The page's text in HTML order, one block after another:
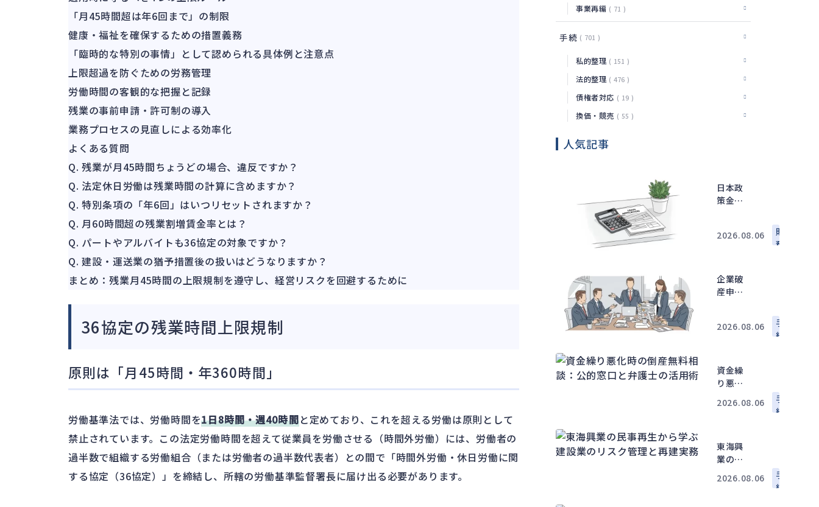
「月45時間超は年6回まで」の制限
健康・福祉を確保するための措置義務
「臨時的な特別の事情」として認められる具体例と注意点
上限超過を防ぐための労務管理
労働時間の客観的な把握と記録
残業の事前申請・許可制の導入
業務プロセスの見直しによる効率化
よくある質問
Q. 残業が月45時間ちょうどの場合、違反ですか？
Q. 法定休日労働は残業時間の計算に含めますか？
Q. 特別条項の「年6回」はいつリセットされますか？
Q. 月60時間超の残業割増賃金率とは？
Q. パートやアルバイトも36協定の対象ですか？
Q. 建設・運送業の猶予措置後の扱いはどうなりますか？
まとめ：残業月45時間の上限規制を遵守し、経営リスクを回避するために
36協定の残業時間上限規制
原則は「月45時間・年360時間」
労働基準法では、労働時間を1日8時間・週40時間と定めており、これを超える労働は原則として
禁止されています。この法定労働時間を超えて従業員を労働させる（時間外労働）には、労働者の
過半数で組織する労働組合（または労働者の過半数代表者）との間で「時間外労働・休日労働に関
する協定（36協定）」を締結し、所轄の労働基準監督署長に届け出る必要があります。
事業再編 71
手続 701
私的整理 151
法的整理 476
債権者対応 19
換価・競売 55
人気記事
日本政
策金融
資で確
査・書
類・進
2026.08.06
財
務
企業破
産申請
用・流
響を法
務・財
で解説
2026.08.06
手
続
資金繰
り悪化
産無料
口と弁
護士の
2026.08.06
手
続
東海興
業の民
から学
2026.08.06
手
続